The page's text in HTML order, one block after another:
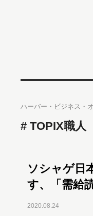
ハーバー・ビジネス・
TOPIX職人
ソシャゲ日
す、「需給
2020.08.24